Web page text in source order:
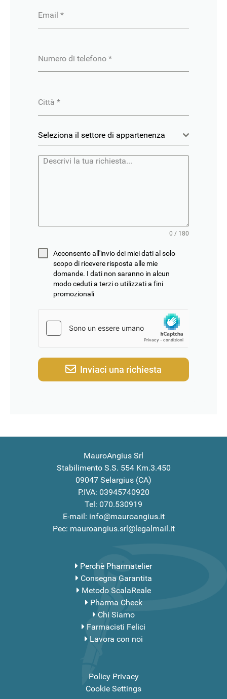
Email *
Numero di telefono *
Città *
Seleziona il settore di appartenenza
0 / 180
Acconsento all'invio dei miei dati al solo
scopo di ricevere risposta alle mie
domande. I dati non saranno in alcun
modo ceduti a terzi o utilizzati a fini
promozionali
Inviaci una richiesta
MauroAngius Srl
Stabilimento S.S. 554 Km.3.450
09047 Selargius (CA)
P.IVA: 03945740920
Tel: 070.530919
E-mail: info@mauroangius.it
Pec: mauroangius.srl@legalmail.it
Perchè Pharmatelier
Consegna Garantita
Metodo ScalaReale
Pharma Check
Chi Siamo
Farmacisti Felici
Lavora con noi
Policy Privacy
Cookie Settings